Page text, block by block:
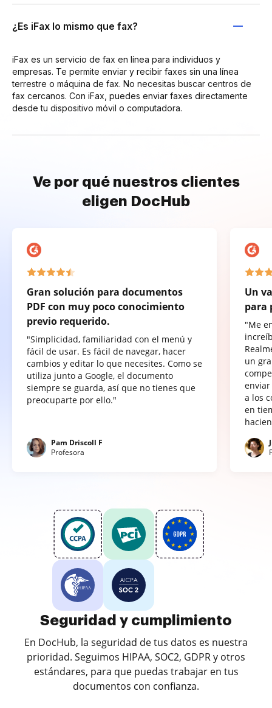
¿Es iFax lo mismo que fax?
iFax es un servicio de fax en línea para individuos y
empresas. Te permite enviar y recibir faxes sin una línea
terrestre o máquina de fax. No necesitas buscar centros de
fax cercanos. Con iFax, puedes enviar faxes directamente
desde tu dispositivo móvil o computadora.
Ve por qué nuestros clientes
eligen DocHub
Gran solución para documentos
PDF con muy poco conocimiento
previo requerido.
"Simplicidad, familiaridad con el menú y
fácil de usar. Es fácil de navegar, hacer
cambios y editar lo que necesites. Como se
utiliza junto a Google, el documento
siempre se guarda, así que no tienes que
preocuparte por ello."
Pam Driscoll F
Profesora
Un
para
"Me
un
a los
en
Seguridad y cumplimiento
En DocHub, la seguridad de tus datos es nuestra
prioridad. Seguimos HIPAA, SOC2, GDPR y otros
estándares, para que puedas trabajar en tus
documentos con confianza.